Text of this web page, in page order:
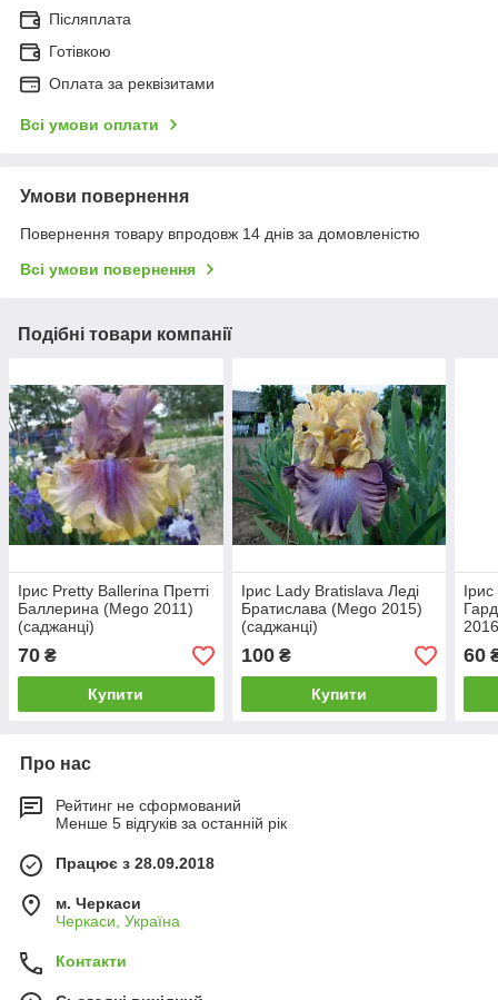
Післяплата
Готівкою
Оплата за реквізитами
Всі умови оплати
Умови повернення
Повернення товару впродовж 14 днів за домовленістю
Всі умови повернення
Подібні товари компанії
Ірис Pretty Ballerina Претті
Баллерина (Mego 2011)
(саджанці)
70 ₴
Купити
Ірис Lady Bratislava Леді
Братислава (Mego 2015)
(саджанці)
100₴
Купити
60
Про нас
Рейтинг не сформований
Менше 5 відгуків за останній рік
Працює з 28.09.2018
м. Черкаси
Черкаси, Україна
Контакти